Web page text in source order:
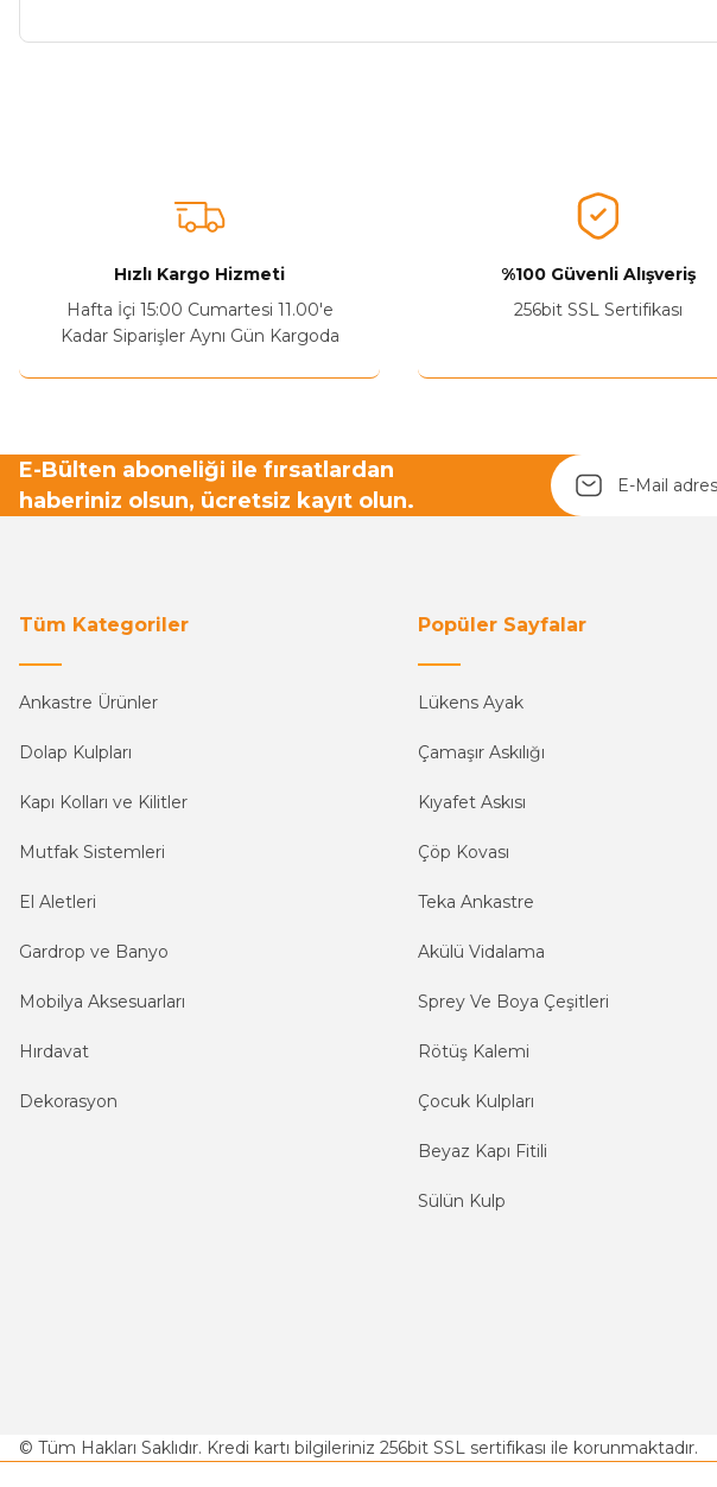
Ürün açıklamasında eksik bilgiler bulunuyor.
Bu ürüne benzer farklı alternatifler olmalı.
Hızlı Kargo Hizmeti
Hafta İçi 15:00 Cumartesi 11.00'e
Kadar Siparişler Aynı Gün Kargoda
%100 Güvenli Alışveriş
256bit SSL Sertifikası
E-Bülten aboneliği ile fırsatlardan
haberiniz olsun, ücretsiz kayıt olun.
Tüm Kategoriler
Ankastre Ürünler
Dolap Kulpları
Kapı Kolları ve Kilitler
Mutfak Sistemleri
El Aletleri
Gardrop ve Banyo
Mobilya Aksesuarları
Hırdavat
Dekorasyon
Popüler Sayfalar
Lükens Ayak
Çamaşır Askılığı
Kıyafet Askısı
Çöp Kovası
Teka Ankastre
Akülü Vidalama
Sprey Ve Boya Çeşitleri
Rötüş Kalemi
Çocuk Kulpları
Beyaz Kapı Fitili
Sülün Kulp
© Tüm Hakları Saklıdır. Kredi kartı bilgileriniz 256bit SSL sertifikası ile korunmaktadır.